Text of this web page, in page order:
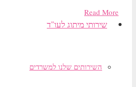
שירותי מיתוג לעו"ד
השירותים שלנו למשרדים
Read More